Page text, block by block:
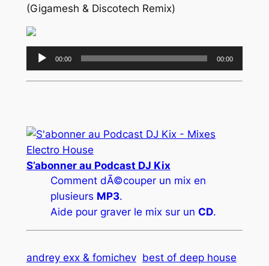
(Gigamesh & Discotech Remix)
Lecteur
audio
00:00 00:00
S’abonner au Podcast DJ Kix
Comment dÃ©couper un mix en
plusieurs MP3.
Aide pour graver le mix sur un CD.
andrey exx & fomichev best of deep house